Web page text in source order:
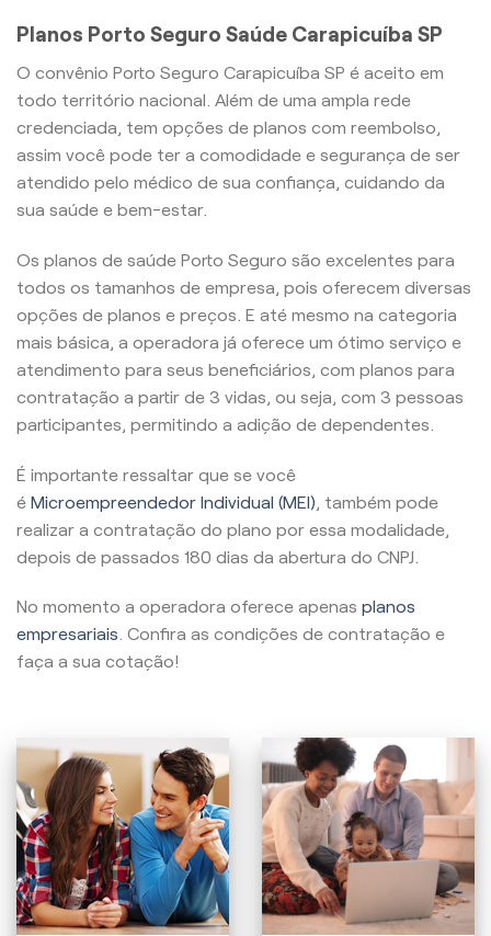
Planos Porto Seguro Saúde Carapicuíba SP
O convênio Porto Seguro Carapicuíba SP é aceito em
todo território nacional. Além de uma ampla rede
credenciada, tem opções de planos com reembolso,
assim você pode ter a comodidade e segurança de ser
atendido pelo médico de sua confiança, cuidando da
sua saúde e bem-estar.
Os planos de saúde Porto Seguro são excelentes para
todos os tamanhos de empresa, pois oferecem diversas
opções de planos e preços. E até mesmo na categoria
mais básica, a operadora já oferece um ótimo serviço e
atendimento para seus beneficiários, com planos para
contratação a partir de 3 vidas, ou seja, com 3 pessoas
participantes, permitindo a adição de dependentes.
É importante ressaltar que se você
é Microempreendedor Individual (MEI) , também pode
realizar a contratação do plano por essa modalidade,
depois de passados 180 dias da abertura do CNPJ.
No momento a operadora oferece apenas planos
empresariais . Confira as condições de contratação e
faça a sua cotação!